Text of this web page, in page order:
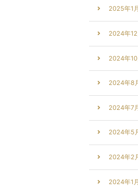
2025年1月
2024年12
2024年10
2024年8
2024年7
2024年5
2024年2
2024年1月